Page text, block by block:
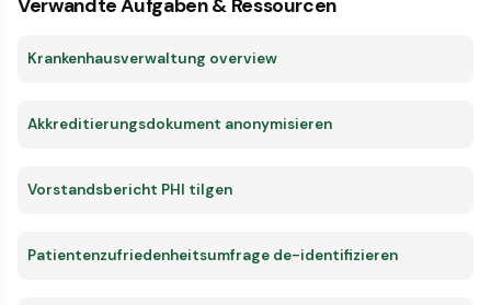
Verwandte Aufgaben & Ressourcen
Krankenhausverwaltung overview
Akkreditierungsdokument anonymisieren
Vorstandsbericht PHI tilgen
Patientenzufriedenheitsumfrage de-identifizieren